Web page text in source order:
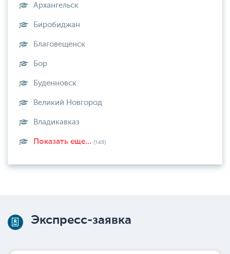
Архангельск
Биробиджан
Благовещенск
Бор
Буденновск
Великий Новгород
Владикавказ
Показать еще... (145)
Экспресс-заявка